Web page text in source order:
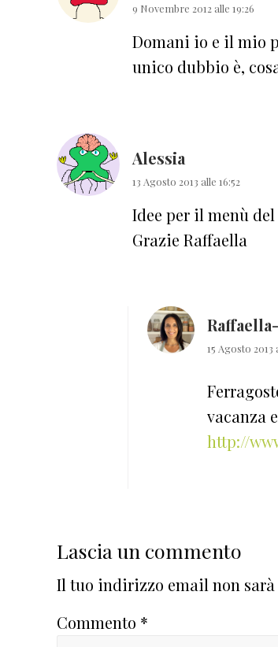
9 Novembre 2012 alle 19:26
Domani io e il mio
unico dubbio è,
Alessia
13 Agosto 2013 alle 16:52
Idee per il menù
Grazie Raffaella
15 Agosto 2013
vacanza
http://
Lascia un commento
Il tuo indirizzo email non
Commento *